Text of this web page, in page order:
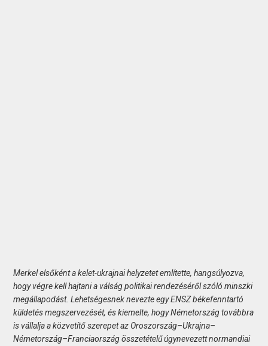
Merkel elsőként a kelet-ukrajnai helyzetet említette, hangsúlyozva,
hogy végre kell hajtani a válság politikai rendezéséről szóló minszki
megállapodást. Lehetségesnek nevezte egy ENSZ békefenntartó
küldetés megszervezését, és kiemelte, hogy Németország továbbra
is vállalja a közvetítő szerepet az Oroszország–Ukrajna–
Németország–Franciaország összetételű úgynevezett normandiai